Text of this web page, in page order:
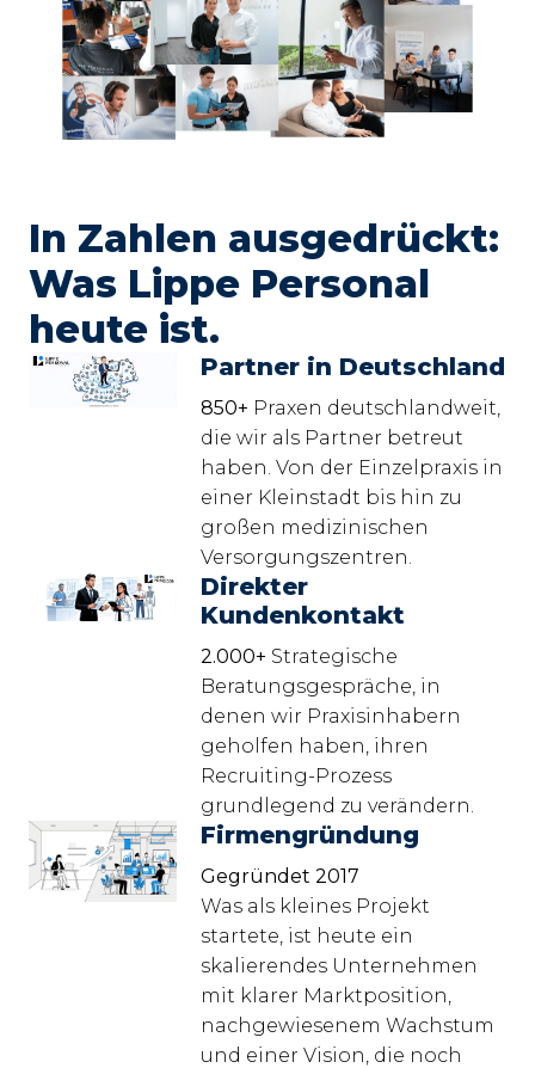
In Zahlen ausgedrückt:
Was Lippe Personal
heute ist.
Partner in Deutschland
850+ Praxen deutschlandweit,
die wir als Partner betreut
haben. Von der Einzelpraxis in
einer Kleinstadt bis hin zu
großen medizinischen
Versorgungszentren.
Direkter
Kundenkontakt
2.000+ Strategische
Beratungsgespräche, in
denen wir Praxisinhabern
geholfen haben, ihren
Recruiting-Prozess
grundlegend zu verändern.
Firmengründung
Gegründet 2017
Was als kleines Projekt
startete, ist heute ein
skalierendes Unternehmen
mit klarer Marktposition,
nachgewiesenem Wachstum
und einer Vision, die noch